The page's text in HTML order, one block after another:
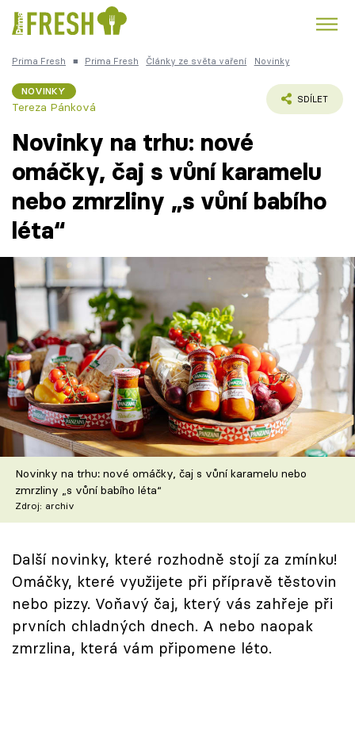
Česká kuchyně
Témata
Recepty
Články
TV Program
Škola vaření
Recepty z TV
Speciál: Cuketa
Těhotnej kuchař
Sledujte prima+
Přihlášení
Sledujte nás
Prima Fresh ■ Prima Fresh Články ze světa vaření Novinky
NOVINKY
Tereza Pánková
SDÍLET
Novinky na trhu: nové
omáčky, čaj s vůní karamelu
nebo zmrzliny „s vůní babího
léta“
Novinky na trhu: nové omáčky, čaj s vůní karamelu nebo
zmrzliny „s vůní babího léta“
Zdroj: archiv
Další novinky, které rozhodně stojí za zmínku!
Omáčky, které využijete při přípravě těstovin
nebo pizzy. Voňavý čaj, který vás zahřeje při
prvních chladných dnech. A nebo naopak
zmrzlina, která vám připomene léto.